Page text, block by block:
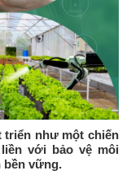
triển như một chiến
với bảo vệ môi
bền vững.